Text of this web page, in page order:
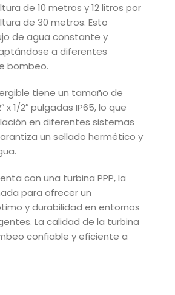
de 10 metros y 12 litros por
de 30 metros. Esto
de agua constante y
a diferentes
bombeo.
tiene un tamaño de
x 1/2″ pulgadas IP65, lo que
en diferentes sistemas
un sellado hermético y
con una turbina PPP, la
para ofrecer un
y durabilidad en entornos
La calidad de la turbina
confiable y eficiente a